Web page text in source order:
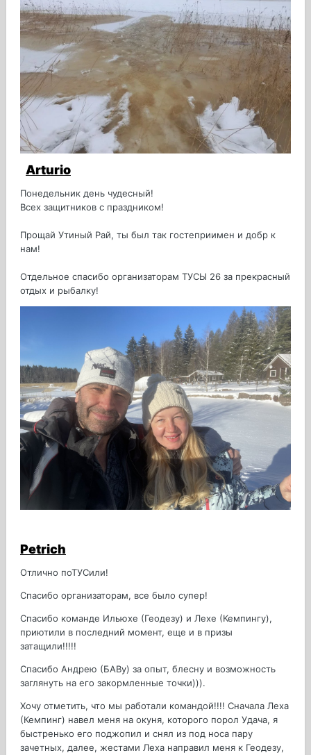
Arturio
Понедельник день чудесный!
Всех защитников с праздником!
Прощай Утиный Рай, ты был так гостеприимен и добр к
нам!
Отдельное спасибо организаторам ТУСЫ 26 за прекрасный
отдых и рыбалку!
Petrich
Отлично поТУСили!
Спасибо организаторам, все было супер!
Спасибо команде Ильюхе (Геодезу) и Лехе (Кемпингу),
приютили в последний момент, еще и в призы
затащили!!!!!
Спасибо Андрею (БАВу) за опыт, блесну и возможность
заглянуть на его закормленные точки))).
Хочу отметить, что мы работали командой!!!! Сначала Леха
(Кемпинг) навел меня на окуня, которого порол Удача, я
быстренько его поджопил и снял из под носа пару
зачетных, далее, жестами Леха направил меня к Геодезу,